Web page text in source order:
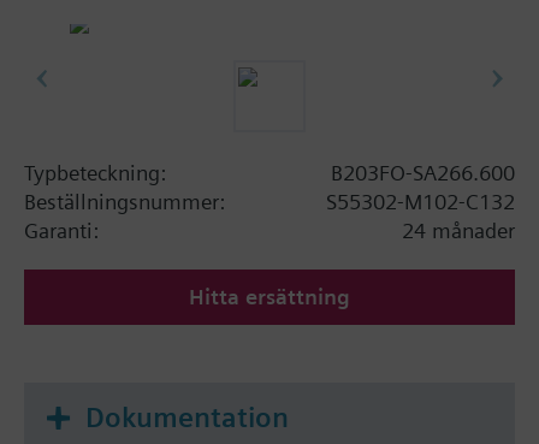
Typbeteckning:
B203FO-SA266.600
Beställningsnummer:
S55302-M102-C132
Garanti:
24 månader
Hitta ersättning
Dokumentation